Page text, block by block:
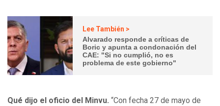
Lee También >
Alvarado responde a críticas de
Boric y apunta a condonación del
CAE: "Si no cumplió, no es
problema de este gobierno"
Qué dijo el oficio del Minvu. “Con fecha 27 de mayo de